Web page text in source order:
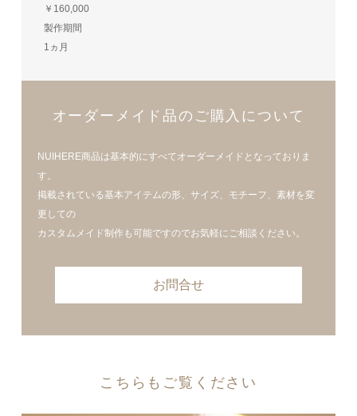
￥160,000
製作期間
1ヵ月
オーダーメイド品のご購入について
NUIHERE商品は基本的にすべてオーダーメイドとなっておりま
す。
掲載されている基本アイテムの形、サイズ、モチーフ、素材を変
更しての
カスタムメイド制作も可能ですのでお気軽にご相談ください。
お問合せ
こちらもご覧ください